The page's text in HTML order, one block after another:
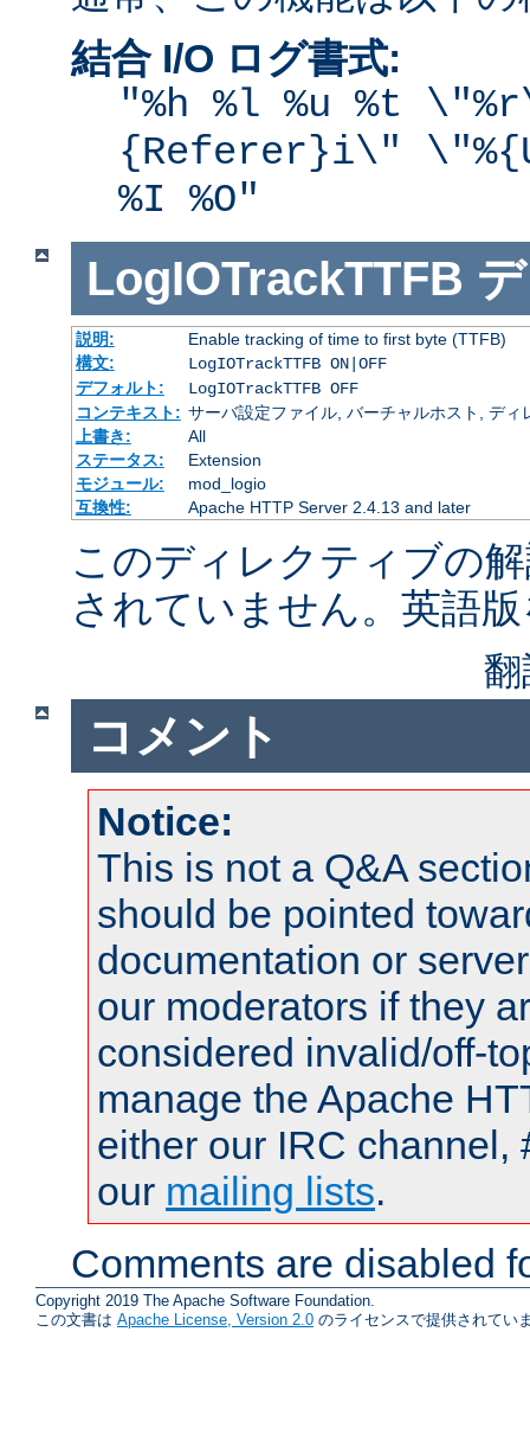
結合 I/O ログ書式:
"%h %l %u %t
{Referer}i\"
%I %O"
LogIOTrackTTFB
説明:
Enable tracking of time to first byte (TTFB)
構文:
LogIOTrackTTFB ON|OFF
デフォルト:
LogIOTrackTTFB OFF
コンテキスト: サーバ設定ファイル, バーチャルホスト, ディ
上書き:
All
ステータス:
Extension
モジュール:
mod_logio
互換性:
Apache HTTP Server 2.4.13 and later
このディレクティブの
されていません。英語
コメント
Notice:
This is not a Q&A
should be pointed
documentation or
our moderators if they
considered invalid/off-
manage the Apache
either our IRC channel,
our mailing lists.
Comments are disabled
Copyright 2019 The Apache Software Foundation.
この文書は Apache License, Version 2.0 のライセンスで提供されてい